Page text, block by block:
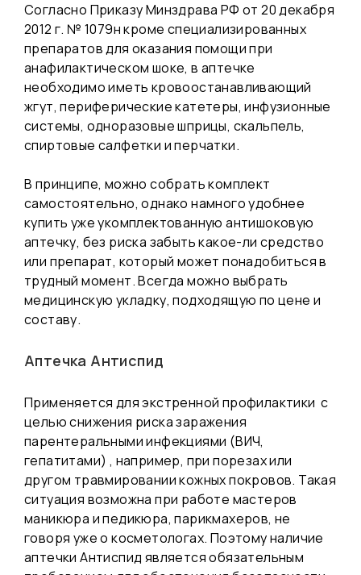
Согласно Приказу Минздрава РФ от 20 декабря
2012 г. № 1079н кроме специализированных
препаратов для оказания помощи при
анафилактическом шоке, в аптечке
необходимо иметь кровоостанавливающий
жгут, периферические катетеры, инфузионные
системы, одноразовые шприцы, скальпель,
спиртовые салфетки и перчатки.
В принципе, можно собрать комплект
самостоятельно, однако намного удобнее
купить уже укомплектованнуюантишоковую
аптечку, без риска забыть какое-ли средство
или препарат, который может понадобиться в
трудный момент. Всегда можно выбрать
медицинскую укладку, подходящую по цене и
составу.
Аптечка Антиспид
Применяется для экстренной профилактики с
целью снижения риска заражения
парентеральными инфекциями (ВИЧ,
гепатитами) , например, при порезах или
другом травмировании кожных покровов. Такая
ситуация возможна при работе мастеров
маникюра и педикюра, парикмахеров, не
говоря уже о косметологах. Поэтому наличие
аптечки Антиспид является обязательным